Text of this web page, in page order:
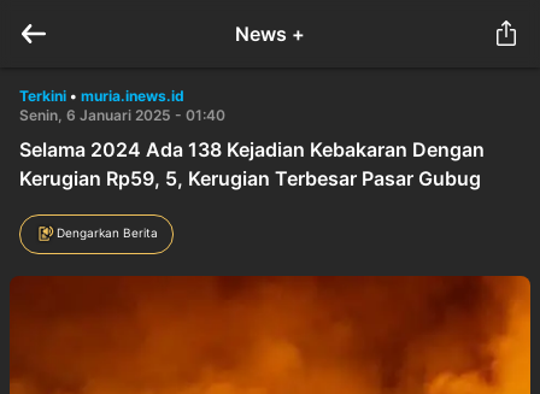
News +
Terkini • muria.inews.id
Senin, 6 Januari 2025 - 01:40
Selama 2024 Ada 138 Kejadian Kebakaran Dengan
Kerugian Rp59, 5, Kerugian Terbesar Pasar Gubug
Dengarkan Berita